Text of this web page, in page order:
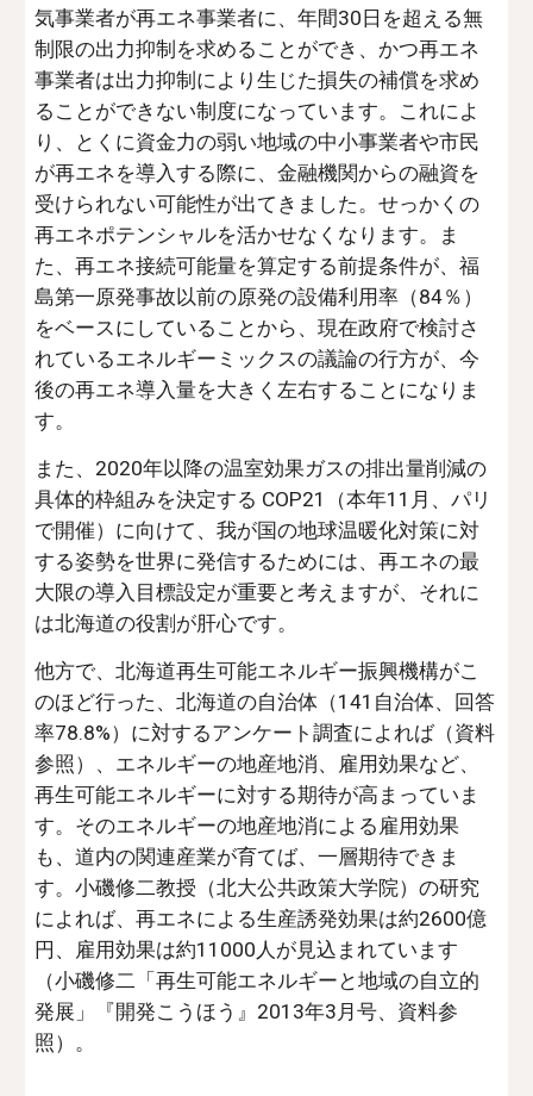
気事業者が再エネ事業者に、年間30日を超える無
制限の出力抑制を求めることができ、かつ再エネ
事業者は出力抑制により生じた損失の補償を求め
ることができない制度になっています。これによ
り、とくに資金力の弱い地域の中小事業者や市民
が再エネを導入する際に、金融機関からの融資を
受けられない可能性が出てきました。せっかくの
再エネポテンシャルを活かせなくなります。ま
た、再エネ接続可能量を算定する前提条件が、福
島第一原発事故以前の原発の設備利用率（84％）
をベースにしていることから、現在政府で検討さ
れているエネルギーミックスの議論の行方が、今
後の再エネ導入量を大きく左右することになりま
す。
また、2020年以降の温室効果ガスの排出量削減の
具体的枠組みを決定する COP21（本年11月、パリ
で開催）に向けて、我が国の地球温暖化対策に対
する姿勢を世界に発信するためには、再エネの最
大限の導入目標設定が重要と考えますが、それに
は北海道の役割が肝心です。
他方で、北海道再生可能エネルギー振興機構がこ
のほど行った、北海道の自治体（141自治体、回答
率78.8%）に対するアンケート調査によれば（資料
参照）、エネルギーの地産地消、雇用効果など、
再生可能エネルギーに対する期待が高まっていま
す。そのエネルギーの地産地消による雇用効果
も、道内の関連産業が育てば、一層期待できま
す。小磯修二教授（北大公共政策大学院）の研究
によれば、再エネによる生産誘発効果は約2600億
円、雇用効果は約11000人が見込まれています
（小磯修二「再生可能エネルギーと地域の自立的
発展」『開発こうほう』2013年3月号、資料参
照）。